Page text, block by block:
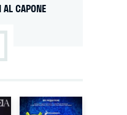
CAPONE